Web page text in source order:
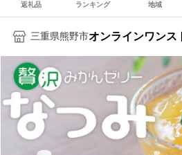
返礼品 ランキング 地域
三重県熊野市オンラインワンス